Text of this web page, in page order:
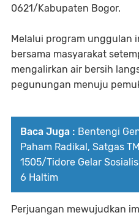
0621/Kabupaten Bogor.
​Melalui program unggulan
bersama masyarakat
mengalirkan air bersih
pegunungan menuju
Baca Juga : Bentengi
Paham Radikal, Satgas
1505/Tidore Gelar
6 Haltim
​Perjuangan mewujudkan